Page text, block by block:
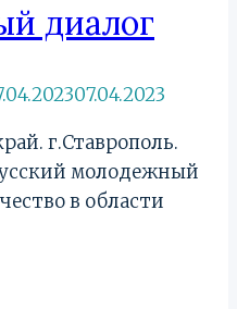
диалог
07.04.2023
г.Ставрополь.
молодежный
в области